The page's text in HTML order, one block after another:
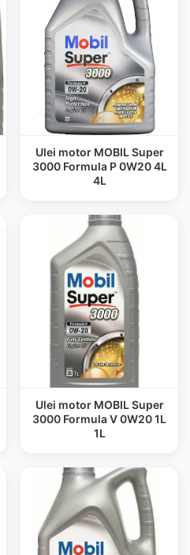
Ulei motor MOBIL Super
3000 Formula P 0W20 4L
4L
Ulei motor MOBIL Super
3000 Formula V 0W20 1L
1L